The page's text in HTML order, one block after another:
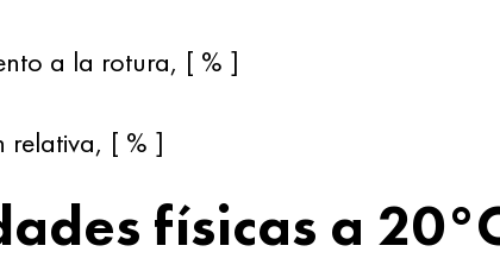
a la rotura, [ % ]
[ % ]
físicas a